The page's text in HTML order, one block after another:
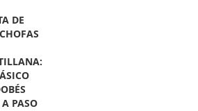
DE
A PASO